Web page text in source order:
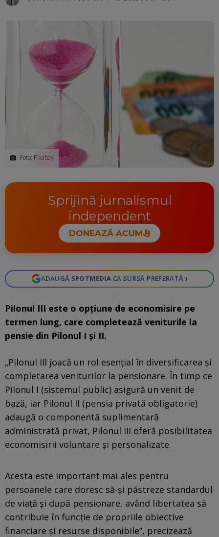
Foto: Pixabay
Sprijină jurnalismul
independent
DONEAZĂ ACUM
ADAUGĂ SPOTMEDIA CA SURSĂ PREFERATĂ ›
Pilonul III este o opțiune de economisire pe
termen lung, care completează veniturile la
pensie din Pilonul I și II.
„Pilonul III joacă un rol esențial în diversificarea și
completarea veniturilor la pensionare. În timp ce
Pilonul I (sistemul public) asigură un venit de
bază, iar Pilonul II (pensia privată obligatorie)
adaugă o componentă suplimentară
administrată privat, Pilonul III oferă posibilitatea
economisirii voluntare și personalizate.
Acesta este important mai ales pentru
persoanele care doresc să-și păstreze standardul
de viață și după pensionare, având libertatea să
contribuie în funcție de propriile obiective
financiare și resurse disponibile”, precizează